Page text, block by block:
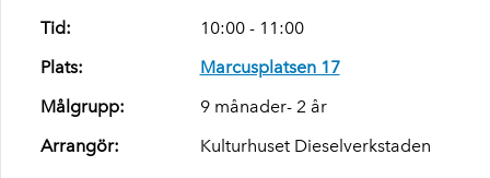
Tid:
10:00 - 11:00
Plats:
Marcusplatsen 17
Målgrupp:
9 månader- 2 år
Arrangör:
Kulturhuset Dieselverkstaden